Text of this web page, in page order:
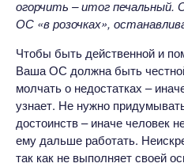
огорчить – итог
ОС «в розочках»,
Чтобы быть действенной и
Ваша ОС должна быть
молчать о недостатках –
узнает. Не нужно
достоинств – иначе человек
ему дальше работать.
так как не выполняет своей